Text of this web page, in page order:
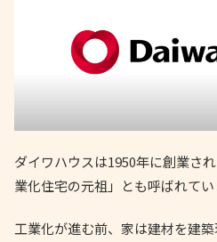
ダイワハウスは1950年に創業さ
業化住宅の元祖」とも呼ばれてい
工業化が進む前、家は建材を建